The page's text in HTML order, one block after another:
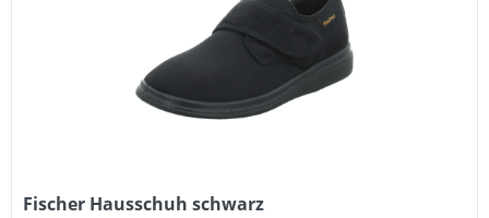
Fischer Hausschuh schwarz